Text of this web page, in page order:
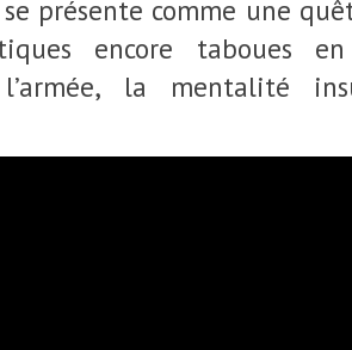
se présente comme une
encore taboues
l’armée, la mentalité